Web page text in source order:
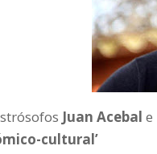
Juan Acebal e
cultural’